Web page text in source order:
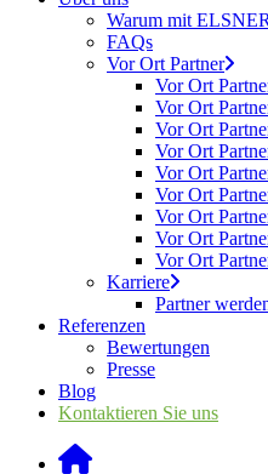
Warum mit
FAQs
Vor Ort Partner
Vor Ort
Vor Ort
Vor Ort
Vor Ort
Vor Ort
Vor Ort
Vor Ort
Vor Ort
Vor Ort
Karriere
Partner
Referenzen
Bewertungen
Presse
Blog
Kontaktieren Sie uns